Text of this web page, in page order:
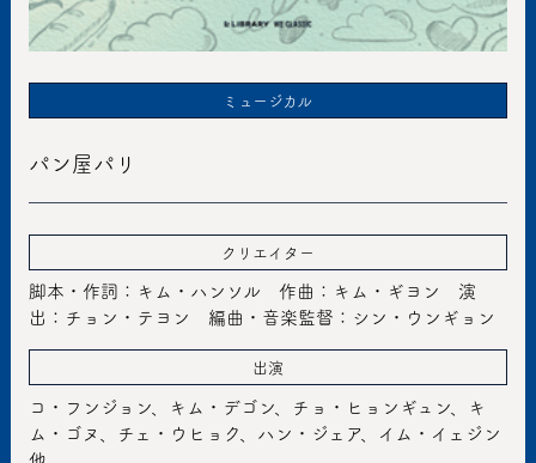
ミュージカル
パン屋パリ
クリエイター
脚本・作詞：キム・ハンソル 作曲：キム・ギヨン 演
出：チョン・テヨン 編曲・音楽監督：シン・ウンギョン
出演
コ・フンジョン、キム・デゴン、チョ・ヒョンギュン、キ
ム・ゴヌ、チェ・ウヒョク、ハン・ジェア、イム・イェジン